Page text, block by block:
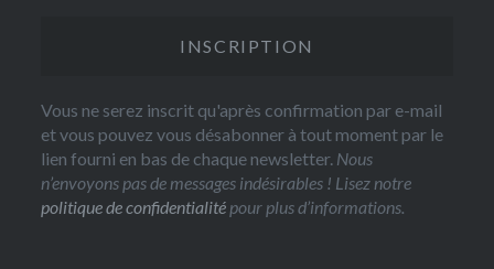
Vous ne serez inscrit qu'après confirmation par e-mail
et vous pouvez vous désabonner à tout moment par le
lien fourni en bas de chaque newsletter. Nous
n’envoyons pas de messages indésirables ! Lisez notre
politique de confidentialité pour plus d’informations.